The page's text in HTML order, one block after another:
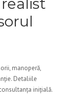
manoperă,
Detaliile
inițială.